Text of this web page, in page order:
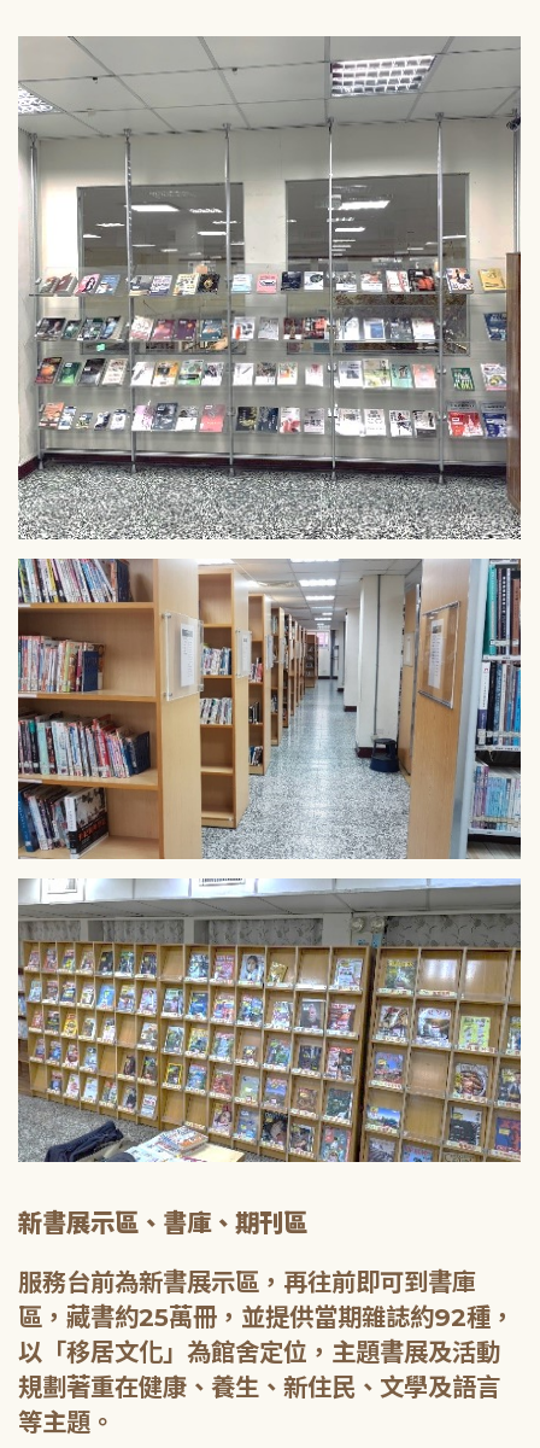
新書展示區、書庫、期刊區
服務台前為新書展示區，再往前即可到書庫
區，藏書約25萬冊，並提供當期雜誌約92種，
以「移居文化」為館舍定位，主題書展及活動
規劃著重在健康、養生、新住民、文學及語言
等主題。